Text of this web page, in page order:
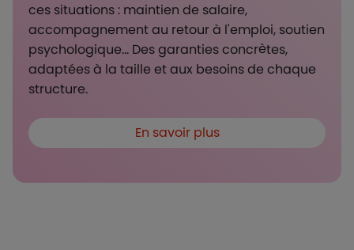
ces situations : maintien de salaire,
accompagnement au retour à l'emploi, soutien
psychologique... Des garanties concrètes,
adaptées à la taille et aux besoins de chaque
structure.
En savoir plus